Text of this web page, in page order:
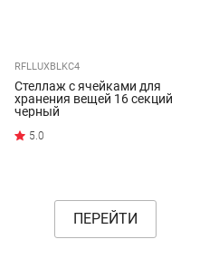
RFLLUXBLKC4
Стеллаж с ячейками для
хранения вещей 16 секций
черный
ПЕРЕЙТИ